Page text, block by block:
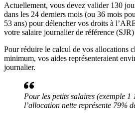
Actuellement, vous devez valider 130
dans les 24 derniers mois (ou 36 mois
53 ans) pour délencher vos droits à
votre salaire journalier de référence
Pour réduire le calcul de vos allocations
minimum, vos aides représenteraient
journalier.
Pour les petits salaires (exemple 1
l’allocation nette représente 79%